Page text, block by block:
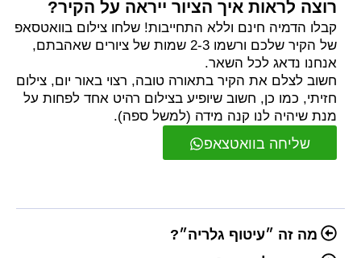
שליחה בוואטצאפ
רוצה לראות איך הציור ייראה על הקיר?
קבלו הדמיה חינם וללא התחייבות! שלחו צילום בוואטסאפ
של הקיר שלכם ורשמו 2-3 שמות של ציורים שאהבתם,
אנחנו נדאג לכל השאר.
חשוב לצלם את הקיר בתאורה טובה, רצוי באור יום, צילום
חזיתי, כמו כן, חשוב שיופיע בצילום רהיט אחד לפחות על
מנת שיהיה לנו קנה מידה (למשל ספה).
מה זה ״עיטוף גלריה״?